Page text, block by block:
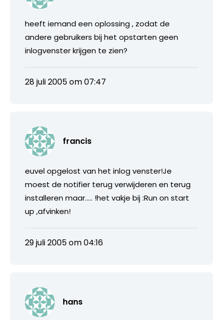
heeft iemand een oplossing , zodat de
andere gebruikers bij het opstarten geen
inlogvenster krijgen te zien?
28 juli 2005 om 07:47
francis
euvel opgelost van het inlog venster!Je
moest de notifier terug verwijderen en terug
installeren maar….. !het vakje bij :Run on start
up ,afvinken!
29 juli 2005 om 04:16
hans